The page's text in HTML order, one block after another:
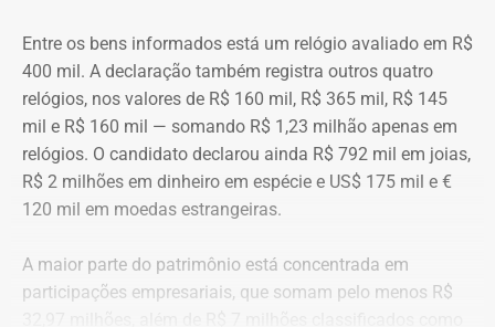
Entre os bens informados está um relógio avaliado em R$
400 mil. A declaração também registra outros quatro
relógios, nos valores de R$ 160 mil, R$ 365 mil, R$ 145
mil e R$ 160 mil — somando R$ 1,23 milhão apenas em
relógios. O candidato declarou ainda R$ 792 mil em joias,
R$ 2 milhões em dinheiro em espécie e US$ 175 mil e €
120 mil em moedas estrangeiras.
A maior parte do patrimônio está concentrada em
participações empresariais, que somam pelo menos R$